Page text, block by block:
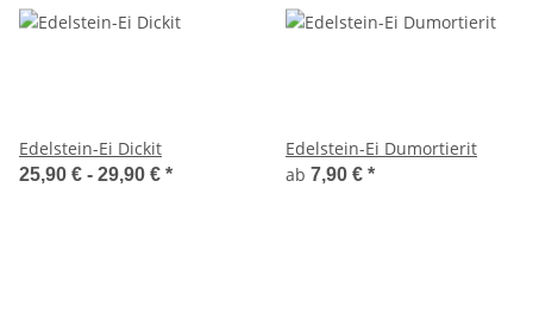
Edelstein-Ei Dickit
25,90 € - 29,90 € *
Edelstein-Ei Dumortierit
ab 7,90 € *